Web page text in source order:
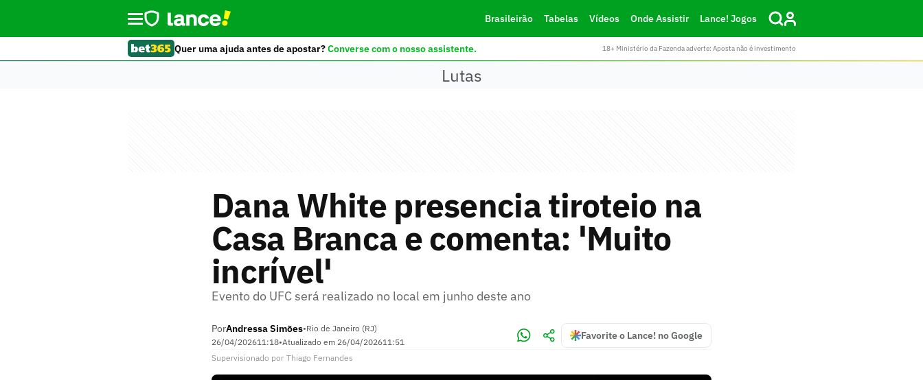
Brasileirão Tabelas Vídeos Onde Assistir Lance! Jogos
Quer uma ajuda antes de apostar?Converse com o nosso assistente. 18+ Ministério da Fazenda adverte: Aposta não é investimento
Lutas
Dana White presencia tiroteio na
Casa Branca e comenta: 'Muito
incrível'
Evento do UFC será realizado no local em junho deste ano
PorAndressa Simões•Rio de Janeiro (RJ)
26/04/202611:18•Atualizado em 26/04/202611:51
Favorite o Lance! no Google
Supervisionado por Thiago Fernandes